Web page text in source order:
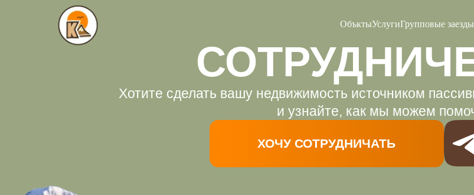
ОбъктыУслугиГрупповые заезды
Хотите сделать вашу недвижимость источником
и узнайте, как мы можем помочь
ХОЧУ СОТРУДНИЧАТЬ